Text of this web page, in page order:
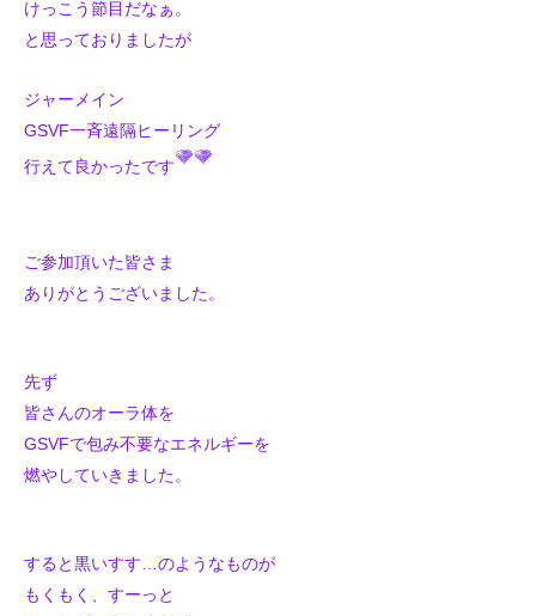
けっこう節目だなぁ。
と思っておりましたが
ジャーメイン
GSVF一斉遠隔ヒーリング
行えて良かったです
ご参加頂いた皆さま
ありがとうございました。
先ず
皆さんのオーラ体を
GSVFで包み不要なエネルギーを
燃やしていきました。
すると黒いすす…のようなものが
もくもく、すーっと